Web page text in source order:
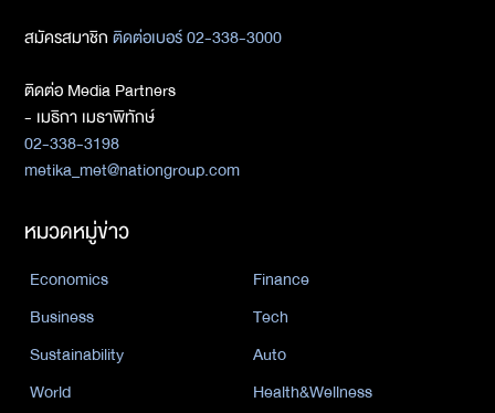
สมัครสมาชิกติดต่อเบอร์ 02-338-3000
ติดต่อ Media Partners
- เมธิกา เมธาพิทักษ์
02-338-3198
metika_met@nationgroup.com
หมวดหมู่ข่าว
Economics
Finance
Business
Tech
Sustainability
Auto
World
Health&Wellness